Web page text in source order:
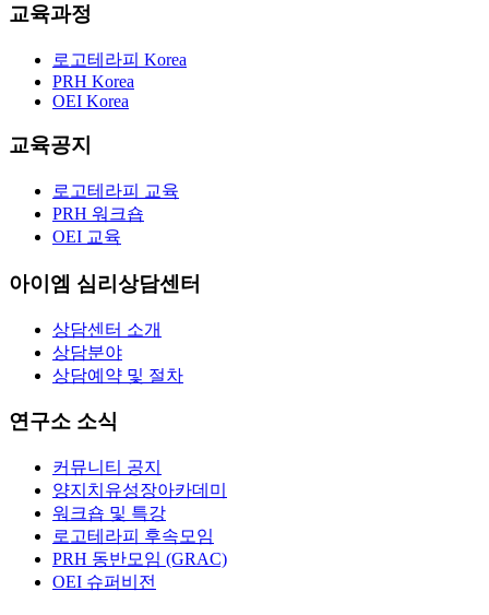
교육과정
로고테라피 Korea
PRH Korea
OEI Korea
교육공지
로고테라피 교육
PRH 워크숍
OEI 교육
아이엠 심리상담센터
상담센터 소개
상담분야
상담예약 및 절차
연구소 소식
커뮤니티 공지
양지치유성장아카데미
워크숍 및 특강
로고테라피 후속모임
PRH 동반모임 (GRAC)
OEI 슈퍼비전